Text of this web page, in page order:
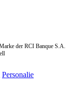
der RCI Banque S.A.
Personalie